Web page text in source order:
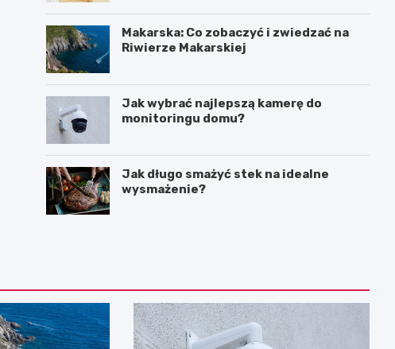
Makarska: Co zobaczyć i zwiedzać na
Riwierze Makarskiej
Jak wybrać najlepszą kamerę do
monitoringu domu?
Jak długo smażyć stek na idealne
wysmażenie?